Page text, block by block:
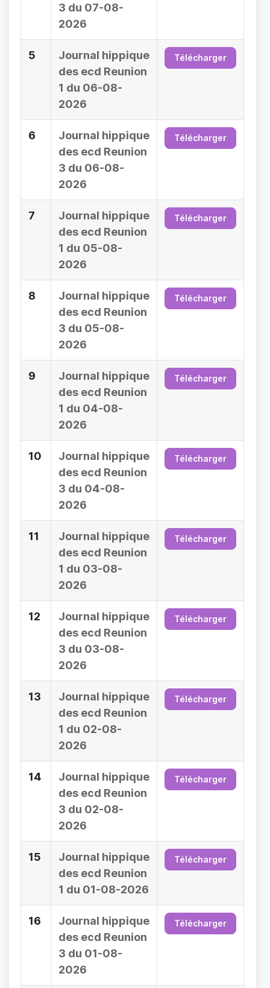
3 du 07-08-
2026
5
Journal hippique
des ecd Reunion
1 du 06-08-
2026
Télécharger
6
Journal hippique
des ecd Reunion
3 du 06-08-
2026
Télécharger
7
Journal hippique
des ecd Reunion
1 du 05-08-
2026
Télécharger
8
Journal hippique
des ecd Reunion
3 du 05-08-
2026
Télécharger
9
Journal hippique
des ecd Reunion
1 du 04-08-
2026
Télécharger
10
Journal hippique
des ecd Reunion
3 du 04-08-
2026
Télécharger
11
Journal hippique
des ecd Reunion
1 du 03-08-
2026
Télécharger
12
Journal hippique
des ecd Reunion
3 du 03-08-
2026
Télécharger
13
Journal hippique
des ecd Reunion
1 du 02-08-
2026
Télécharger
14
Journal hippique
des ecd Reunion
3 du 02-08-
2026
Télécharger
15
Journal hippique
des ecd Reunion
1 du 01-08-2026
Télécharger
16
Journal hippique
des ecd Reunion
3 du 01-08-
2026
Télécharger